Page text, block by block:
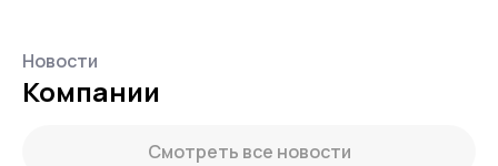
Новости
Компании
Смотреть все новости